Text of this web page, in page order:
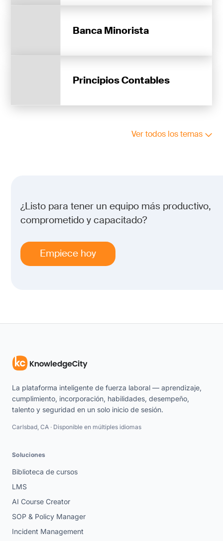
Banca Minorista
Principios Contables
Ver todos los temas
¿Listo para tener un equipo más productivo,
comprometido y capacitado?
Empiece hoy
La plataforma inteligente de fuerza laboral — aprendizaje,
cumplimiento, incorporación, habilidades, desempeño,
talento y seguridad en un solo inicio de sesión.
Carlsbad, CA · Disponible en múltiples idiomas
Soluciones
Biblioteca de cursos
LMS
AI Course Creator
SOP & Policy Manager
Incident Management